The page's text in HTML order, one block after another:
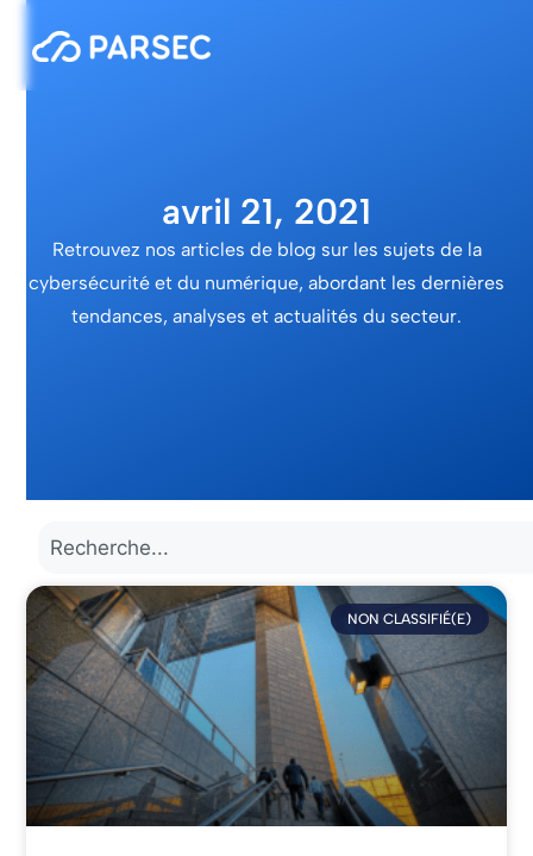
avril 21, 2021
Retrouvez nos articles de blog sur les sujets de la
cybersécurité et du numérique, abordant les dernières
tendances, analyses et actualités du secteur.
NON CLASSIFIÉ(E)